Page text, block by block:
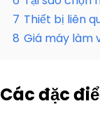
7 Thiết bị liên
8 Giá máy làm
Các đặc